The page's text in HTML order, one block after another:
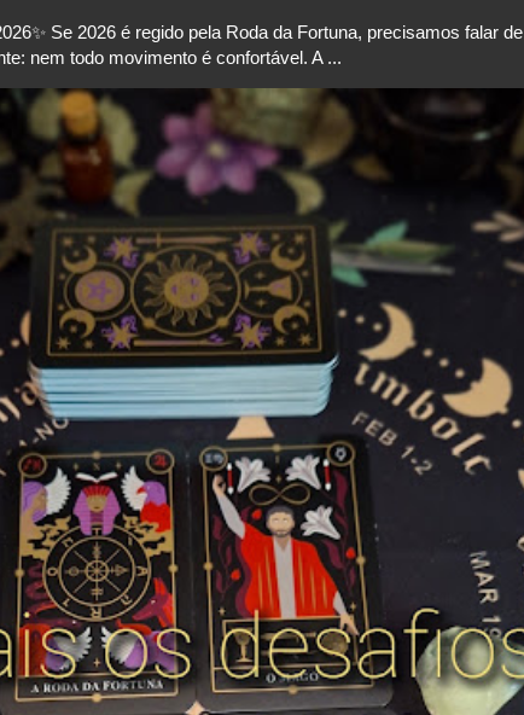
Se 2026 é regido pela Roda da Fortuna, precisamos falar de
nem todo movimento é confortável. A ...